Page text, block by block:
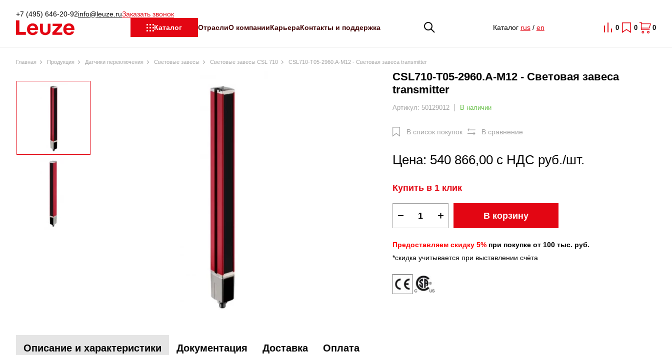
+7 (495) 646-20-92info@leuze.ruЗаказать звонок
Каталог
ОтраслиО компанииКарьераКонтакты и поддержка Каталог rus/ en 0 0 0
Главная Продукция Датчики переключения Световые завесы Световые завесы CSL 710 CSL710-T05-2960.A-M12 - Световая завеса transmitter
CSL710-T05-2960.A-M12 - Световая завеса
transmitter
Артикул: 50129012 В наличии
В список покупок В сравнение
Цена: 540 866,00 с НДС руб./шт.
Купить в 1 клик
В корзину
Предоставляем скидку 5% при покупке от 100 тыс. руб.
*скидка учитывается при выставлении счёта
Описание и характеристики Документация Доставка Оплата